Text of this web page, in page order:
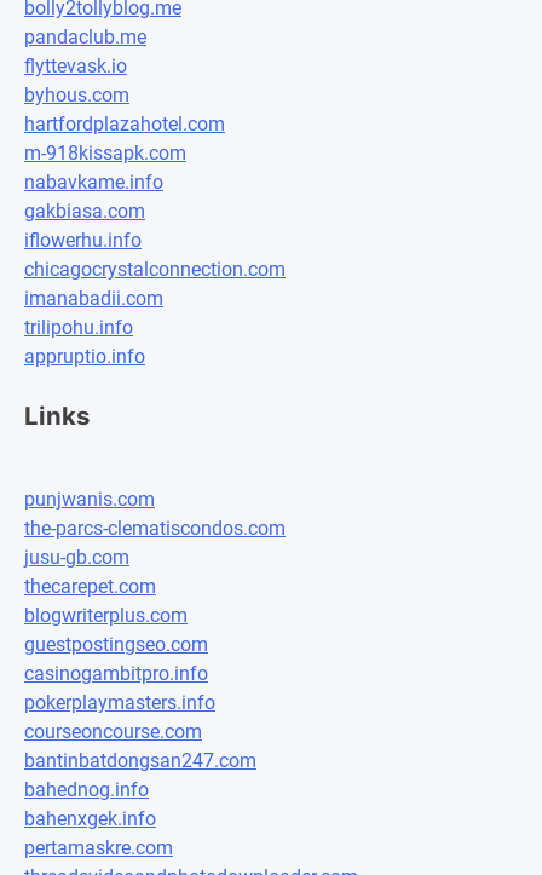
bolly2tollyblog.me
pandaclub.me
flyttevask.io
byhous.com
hartfordplazahotel.com
m-918kissapk.com
nabavkame.info
gakbiasa.com
iflowerhu.info
chicagocrystalconnection.com
imanabadii.com
trilipohu.info
appruptio.info
Links
punjwanis.com
the-parcs-clematiscondos.com
jusu-gb.com
thecarepet.com
blogwriterplus.com
guestpostingseo.com
casinogambitpro.info
pokerplaymasters.info
courseoncourse.com
bantinbatdongsan247.com
bahednog.info
bahenxgek.info
pertamaskre.com